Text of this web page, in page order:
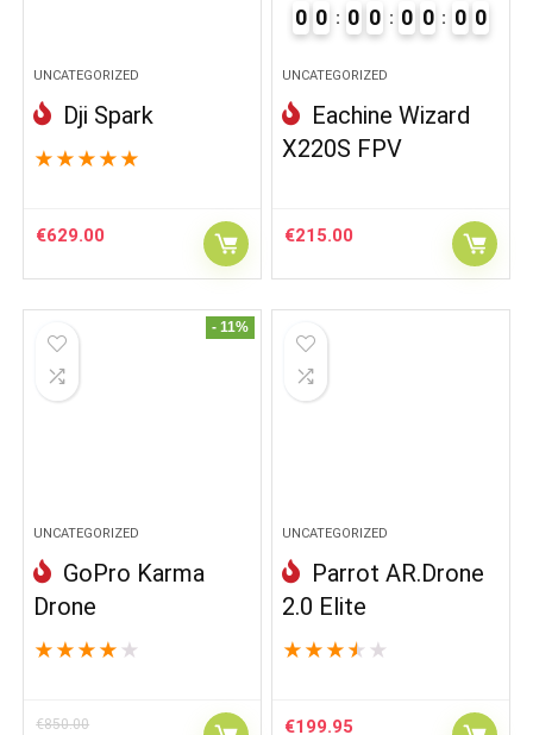
UNCATEGORIZED
Dji Spark
★ ★ ★ ★ ★
€629.00
0 0 0 0 0 0 0 0
UNCATEGORIZED
Eachine Wizard
X220S FPV
€215.00
- 11%
UNCATEGORIZED
GoPro Karma
Drone
★ ★ ★ ★ ★
€850.00
UNCATEGORIZED
Parrot AR.Drone
2.0 Elite
★ ★ ★ ★ ★
€199.95